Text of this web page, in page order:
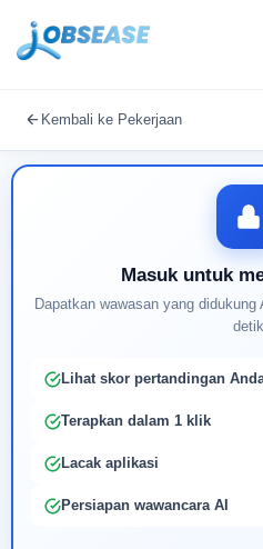
Kembali ke Pekerjaan
Masuk untuk
Dapatkan wawasan yang
detik
Lihat skor pertandingan
Terapkan dalam 1 klik
Lacak aplikasi
Persiapan wawancara AI
Buat profil Anda untuk